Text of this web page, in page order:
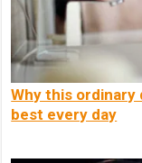
Why this
best every day